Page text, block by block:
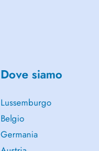
Dove siamo
Lussemburgo
Belgio
Germania